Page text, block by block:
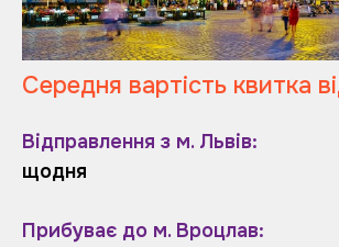
Середня вартість квитка
Відправлення з м. Львів:
щодня
Прибуває до м. Вроцлав: